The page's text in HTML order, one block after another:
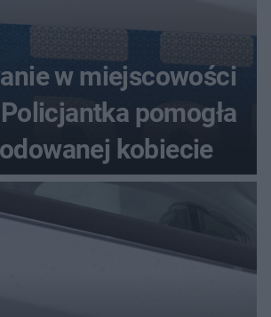
w miejscowości
pomogła
kobiecie